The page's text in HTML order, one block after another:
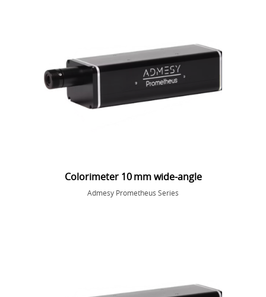
Colorimeter 10 mm wide - angle
Admesy Prometheus Series